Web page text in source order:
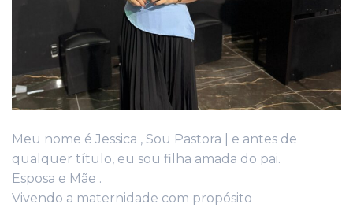
Meu nome é Jessica , Sou Pastora | e antes de
qualquer título, eu sou filha amada do pai.
Esposa e Mãe .
Vivendo a maternidade com propósito